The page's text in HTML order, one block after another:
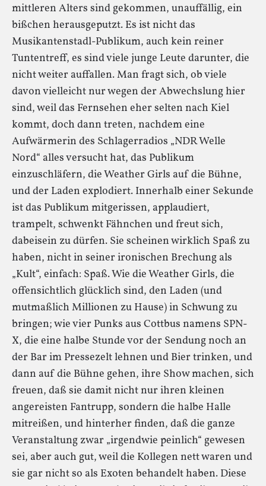
mittleren Alters sind gekommen, unauffällig, ein
bißchen herausgeputzt. Es ist nicht das
Musikantenstadl-Publikum, auch kein reiner
Tuntentreff, es sind viele junge Leute darunter, die
nicht weiter auffallen. Man fragt sich, ob viele
davon vielleicht nur wegen der Abwechslung hier
sind, weil das Fernsehen eher selten nach Kiel
kommt, doch dann treten, nachdem eine
Aufwärmerin des Schlagerradios „NDR Welle
Nord“ alles versucht hat, das Publikum
einzuschläfern, die Weather Girls auf die Bühne,
und der Laden explodiert. Innerhalb einer Sekunde
ist das Publikum mitgerissen, applaudiert,
trampelt, schwenkt Fähnchen und freut sich,
dabeisein zu dürfen. Sie scheinen wirklich Spaß zu
haben, nicht in seiner ironischen Brechung als
„Kult“, einfach: Spaß. Wie die Weather Girls, die
offensichtlich glücklich sind, den Laden (und
mutmaßlich Millionen zu Hause) in Schwung zu
bringen; wie vier Punks aus Cottbus namens SPN-
X, die eine halbe Stunde vor der Sendung noch an
der Bar im Pressezelt lehnen und Bier trinken, und
dann auf die Bühne gehen, ihre Show machen, sich
freuen, daß sie damit nicht nur ihren kleinen
angereisten Fantrupp, sondern die halbe Halle
mitreißen, und hinterher finden, daß die ganze
Veranstaltung zwar „irgendwie peinlich“ gewesen
sei, aber auch gut, weil die Kollegen nett waren und
sie gar nicht so als Exoten behandelt haben. Diese